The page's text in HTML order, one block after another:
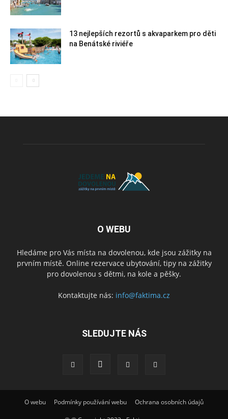
13 nejlepších rezortů s akvaparkem pro děti
na Benátské riviéře
O WEBU
Hledáme pro Vás místa na dovolenou, kde jsou zážitky na
prvním místě. Online rezervace ubytování, tipy na zážitky
pro dovolenou s dětmi, na kole a pěšky.
Kontaktujte nás: info@faktima.cz
SLEDUJTE NÁS
O webu Podmínky používání webu Ochrana osobních údajů